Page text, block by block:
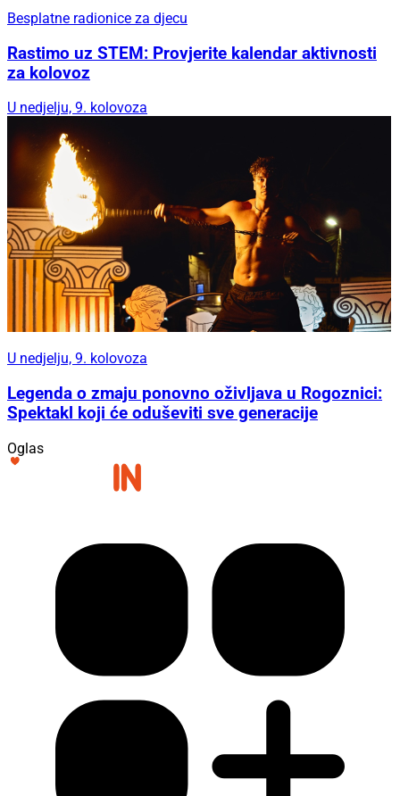
Besplatne radionice za djecu
Rastimo uz STEM: Provjerite kalendar aktivnosti
za kolovoz
U nedjelju, 9. kolovoza
U nedjelju, 9. kolovoza
Legenda o zmaju ponovno oživljava u Rogoznici:
Spektakl koji će oduševiti sve generacije
Oglas